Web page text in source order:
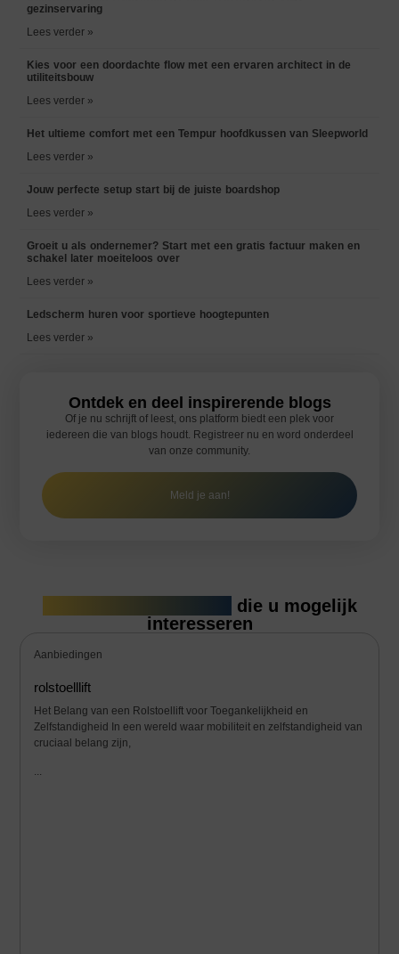
gezinservaring
Lees verder »
Kies voor een doordachte flow met een ervaren architect in de
utiliteitsbouw
Lees verder »
Het ultieme comfort met een Tempur hoofdkussen van Sleepworld
Lees verder »
Jouw perfecte setup start bij de juiste boardshop
Lees verder »
Groeit u als ondernemer? Start met een gratis factuur maken en
schakel later moeiteloos over
Lees verder »
Ledscherm huren voor sportieve hoogtepunten
Lees verder »
Ontdek en deel inspirerende blogs
Of je nu schrijft of leest, ons platform biedt een plek voor
iedereen die van blogs houdt. Registreer nu en word onderdeel
van onze community.
Meld je aan!
die u mogelijk
interesseren
Aanbiedingen
rolstoelllift
Het Belang van een Rolstoellift voor Toegankelijkheid en
Zelfstandigheid In een wereld waar mobiliteit en zelfstandigheid van
cruciaal belang zijn,
...